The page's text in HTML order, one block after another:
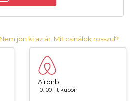
Nem jön ki az ár. Mit csinálok rosszul?
Airbnb
10.100 Ft kupon